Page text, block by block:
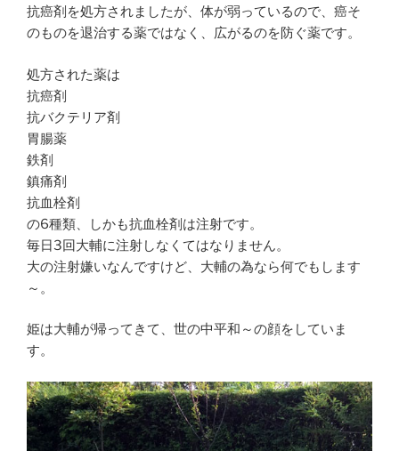
抗癌剤を処方されましたが、体が弱っているので、癌そ
のものを退治する薬ではなく、広がるのを防ぐ薬です。
処方された薬は
抗癌剤
抗バクテリア剤
胃腸薬
鉄剤
鎮痛剤
抗血栓剤
の6種類、しかも抗血栓剤は注射です。
毎日3回大輔に注射しなくてはなりません。
大の注射嫌いなんですけど、大輔の為なら何でもします
～。
姫は大輔が帰ってきて、世の中平和～の顔をしていま
す。